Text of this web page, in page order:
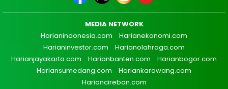
MEDIA NETWORK
Harianindonesia.com
Harianekonomi.com
Harianinvestor.com
Harianolahraga.com
Harianjayakarta.com
Harianbanten.com
Harianbogor.com
Hariansumedang.com
Hariankarawang.com
Hariancirebon.com